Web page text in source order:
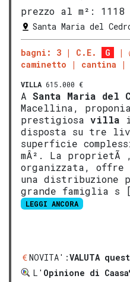
prezzo al m²:
1118
Santa Maria del
bagni: 3 C.E. G
caminetto
cantina
VILLA 615.000 €
A Santa Maria del
Macellina,
prestigiosa villa
disposta su tre
superficie
mÂ². La proprietÃ
organizzata, offre
una distribuzione
grande famiglia s
LEGGI ANCORA
NOVITA':VALUTA
L' Opinione di Caasa